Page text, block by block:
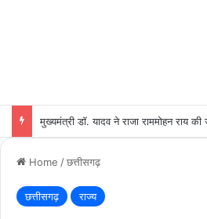
मुख्यमंत्री डॉ. यादव ने राजा राममोहन राय की
Home /छत्तीसगढ़
छत्तीसगढ़ राज्य